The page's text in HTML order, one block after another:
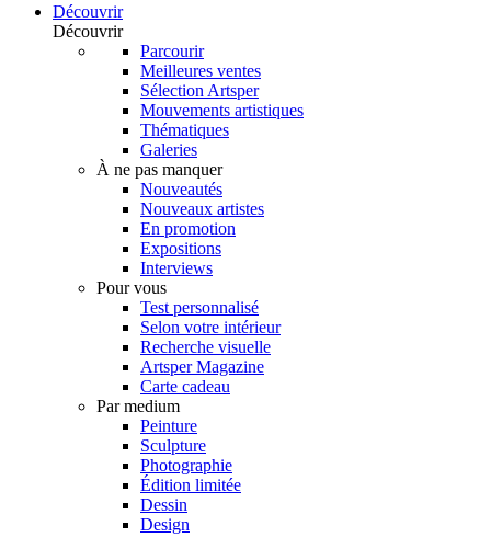
Découvrir
Découvrir
Parcourir
Meilleures ventes
Sélection Artsper
Mouvements artistiques
Thématiques
Galeries
À ne pas manquer
Nouveautés
Nouveaux artistes
En promotion
Expositions
Interviews
Pour vous
Test personnalisé
Selon votre intérieur
Recherche visuelle
Artsper Magazine
Carte cadeau
Par medium
Peinture
Sculpture
Photographie
Édition limitée
Dessin
Design